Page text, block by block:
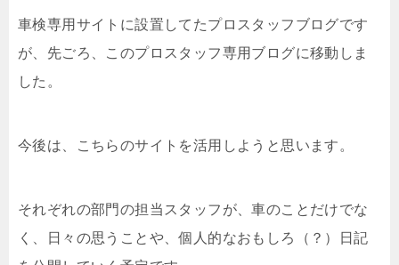
車検専用サイトに設置してたプロスタッフブログです
が、先ごろ、このプロスタッフ専用ブログに移動しま
した。
今後は、こちらのサイトを活用しようと思います。
それぞれの部門の担当スタッフが、車のことだけでな
く、日々の思うことや、個人的なおもしろ（？）日記